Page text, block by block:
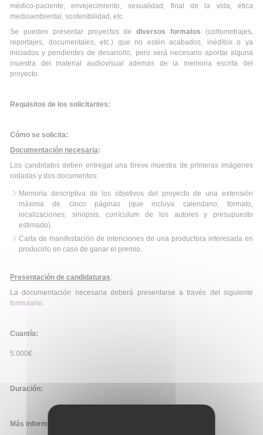
médico-paciente, envejecimiento, sexualidad, final de la vida, ética
medioambiental, sostenibilidad, etc.
Se pueden presentar proyectos dediversos formatos(cortometrajes,
reportajes, documentales, etc.) que no estén acabados, inéditos o ya
iniciados y pendientes de desarrollo, pero será necesario aportar alguna
muestra del material audiovisual además de la memoria escrita del
proyecto.
Requisitos de los solicitantes:
Cómo se solicita:
Documentación necesaria:
Los candidatos deben entregar una breve muestra de primeras imágenes
rodadas y dos documentos:
Memoria descriptiva de los objetivos del proyecto de una extensión
máxima de cinco páginas (que incluya calendario, formato,
localizaciones, sinopsis, currículum de los autores y presupuesto
estimado).
Carta de manifestación de intenciones de una productora interesada en
producirlo en caso de ganar el premio.
Presentación de candidaturas:
La documentación necesaria deberá presentarse a través del siguiente
formulario.
Cuantía:
5.000€
Duración:
Más información: